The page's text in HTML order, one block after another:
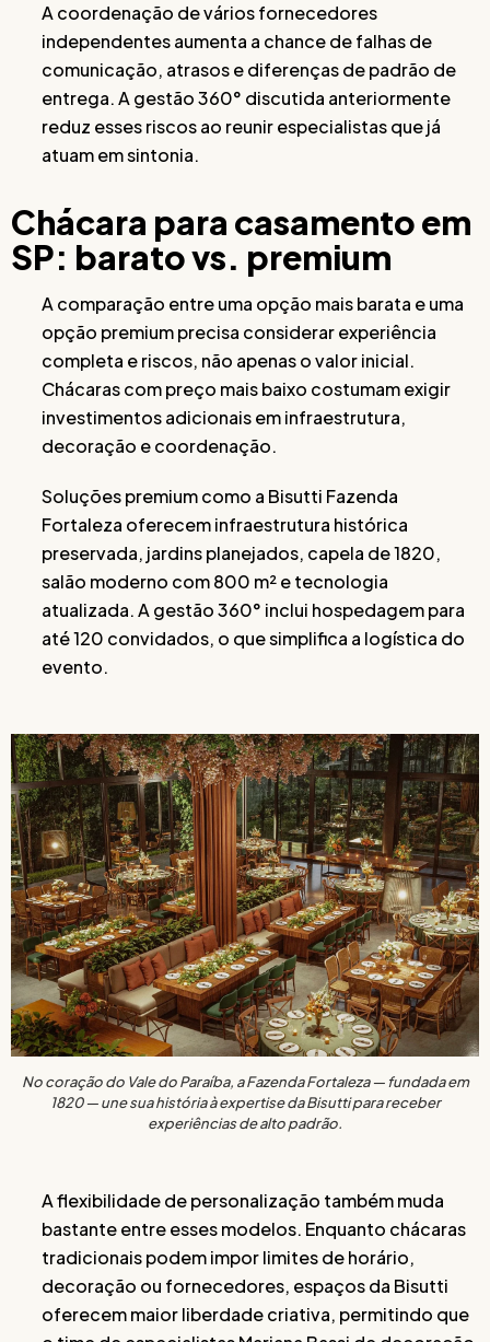
A coordenação de vários fornecedores
independentes aumenta a chance de falhas de
comunicação, atrasos e diferenças de padrão de
entrega. A gestão 360° discutida anteriormente
reduz esses riscos ao reunir especialistas que já
atuam em sintonia.
Chácara para casamento em
SP: barato vs. premium
A comparação entre uma opção mais barata e uma
opção premium precisa considerar experiência
completa e riscos, não apenas o valor inicial.
Chácaras com preço mais baixo costumam exigir
investimentos adicionais em infraestrutura,
decoração e coordenação.
Soluções premium como a Bisutti Fazenda
Fortaleza oferecem infraestrutura histórica
preservada, jardins planejados, capela de 1820,
salão moderno com 800 m² e tecnologia
atualizada. A gestão 360° inclui hospedagem para
até 120 convidados, o que simplifica a logística do
evento.
No coração do Vale do Paraíba, a Fazenda Fortaleza — fundada em
1820 — une sua história à expertise da Bisutti para receber
experiências de alto padrão.
A flexibilidade de personalização também muda
bastante entre esses modelos. Enquanto chácaras
tradicionais podem impor limites de horário,
decoração ou fornecedores, espaços da Bisutti
oferecem maior liberdade criativa, permitindo que